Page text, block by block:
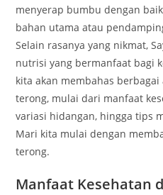
menyerap bumbu dengan
bahan utama atau
Selain rasanya yang nikmat,
nutrisi yang bermanfaat bagi
kita akan membahas
terong, mulai dari manfaat
variasi hidangan, hingga tips
Mari kita mulai dengan
terong.
Manfaat Kesehatan